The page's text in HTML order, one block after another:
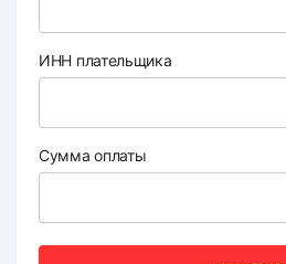
ИНН плательщика
Сумма оплаты